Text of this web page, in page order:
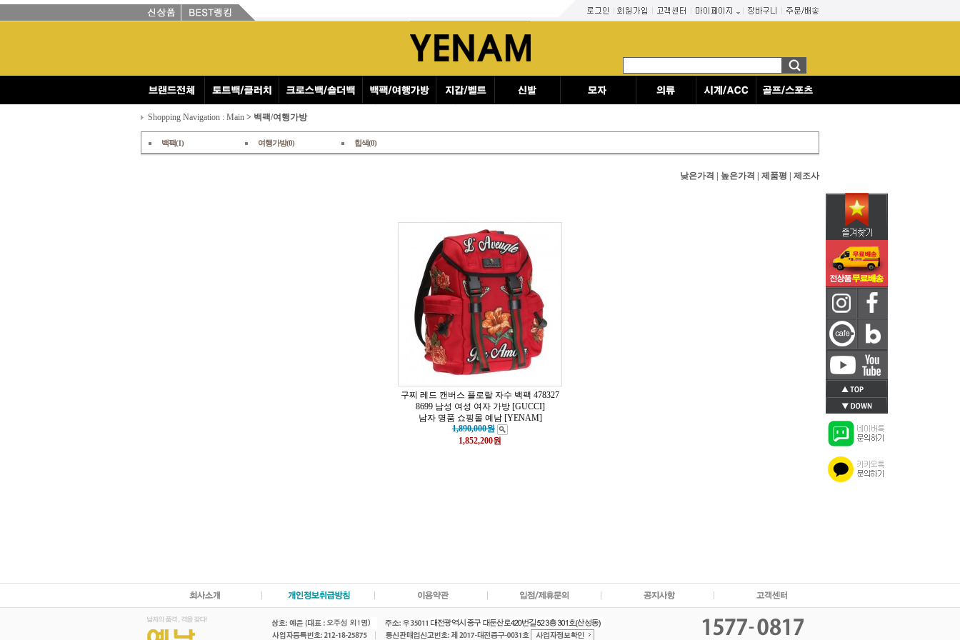
Shopping Navigation : Main > 백팩/여행가방
백팩(1) 여행가방(0) 힙색(0)
낮은가격 높은가격 제품평 제조사
구찌 레드 캔버스 플로랄 자수 백팩 478327
8699 남성 여성 여자 가방 [GUCCI]
남자 명품 쇼핑몰 예남 [YENAM]
1,890,000원
1,852,200원